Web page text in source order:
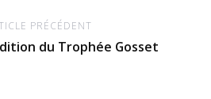
PRÉCÉDENT
du Trophée Gosset